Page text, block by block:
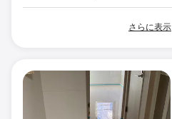
さらに表示